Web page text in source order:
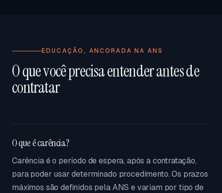
EDUCAÇÃO, ANCORADA NA ANS
O que você precisa entender antes de
contratar
O que é carência?
Carência é o período de espera, após a contratação,
para poder usar determinado procedimento. Os prazos
máximos são definidos pela ANS e variam por tipo de